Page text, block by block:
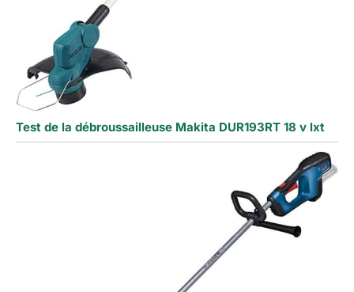
Test de la débroussailleuse Makita DUR193RT 18 v lxt